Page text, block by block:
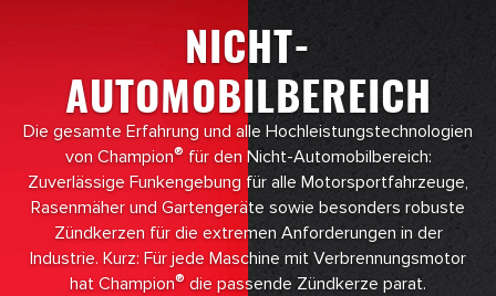
NICHT-
AUTOMOBILBEREICH
Die gesamte Erfahrung und alle Hochleistungstechnologien
von Champion®für den Nicht-Automobilbereich:
Zuverlässige Funkengebung für alle Motorsportfahrzeuge,
Rasenmäher und Gartengeräte sowie besonders robuste
Zündkerzen für die extremen Anforderungen in der
Industrie. Kurz: Für jede Maschine mit Verbrennungsmotor
hat Champion® die passende Zündkerze parat.